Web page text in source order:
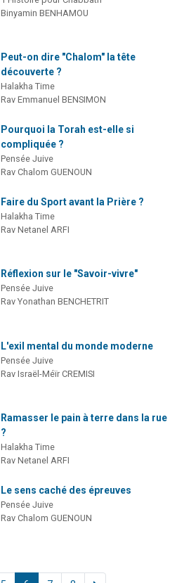
Binyamin BENHAMOU
Peut-on dire "Chalom" la tête
découverte ?
Halakha Time
Rav Emmanuel BENSIMON
Pourquoi la Torah est-elle si
compliquée ?
Pensée Juive
Rav Chalom GUENOUN
Faire du Sport avant la Prière ?
Halakha Time
Rav Netanel ARFI
Réflexion sur le "Savoir-vivre"
Pensée Juive
Rav Yonathan BENCHETRIT
L'exil mental du monde moderne
Pensée Juive
Rav Israël-Méïr CREMISI
Ramasser le pain à terre dans la rue
?
Halakha Time
Rav Netanel ARFI
Le sens caché des épreuves
Pensée Juive
Rav Chalom GUENOUN